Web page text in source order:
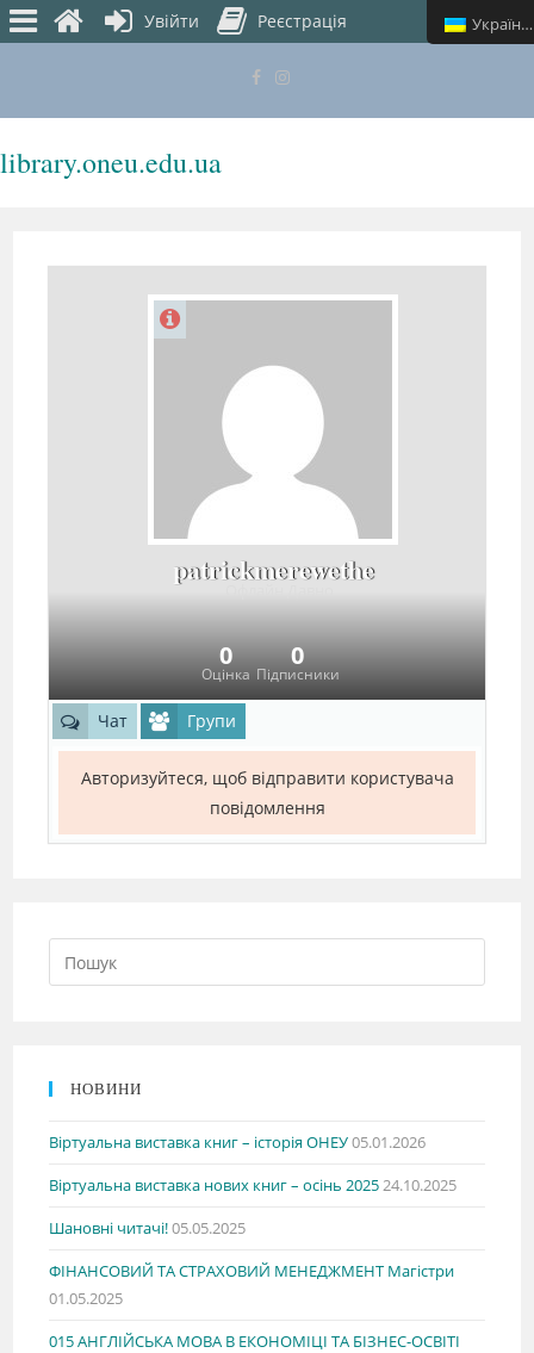
library.oneu.edu.ua
patrickmerewethe
Оцінка
0
Підписники
0
Чат Групи
Авторизуйтеся, щоб відправити користувача
повідомлення
НОВИНИ
Віртуальна виставка книг – історія ОНЕУ05.01.2026
Віртуальна виставка нових книг – осінь 202524.10.2025
Шановні читачі!05.05.2025
ФІНАНСОВИЙ ТА СТРАХОВИЙ МЕНЕДЖМЕНТ Магістри
01.05.2025
015 АНГЛІЙСЬКА МОВА В ЕКОНОМІЦІ ТА БІЗНЕС-ОСВІТІ
Увійти Реєстрація Українська